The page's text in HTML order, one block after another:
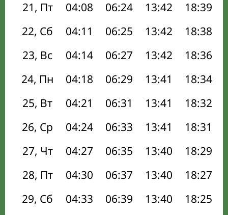
21, Пт
04:08 06:24 13:42 18:39
22, Сб
04:11 06:25 13:42 18:38
23, Вс
04:14 06:27 13:42 18:36
24, Пн
04:18 06:29 13:41 18:34
25, Вт
04:21 06:31 13:41 18:32
26, Ср
04:24 06:33 13:41 18:31
27, Чт
04:27 06:35 13:40 18:29
28, Пт
04:30 06:37 13:40 18:27
29, Сб
04:33 06:39 13:40 18:25